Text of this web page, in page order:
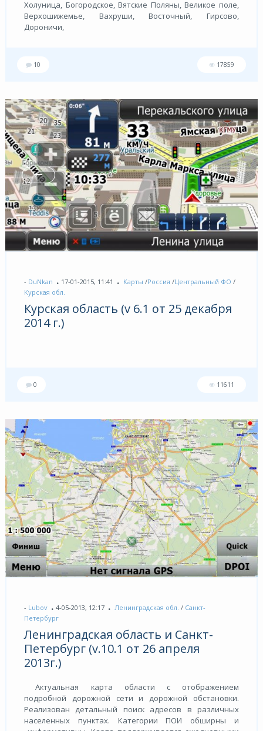
Холуница, Богородское, Вятские Поляны, Великое поле,
Верхошижемье, Вахруши, Восточный, Гирсово,
Дороничи,
10 17859
- DuNkan 17-01-2015, 11:41 Карты /Россия /Центральный ФО /
Курская обл.
Курская область (v 6.1 от 25 декабря
2014 г.)
0 11611
- Lubov 4-05-2013, 12:17 Ленинградская обл. / Санкт-
Петербург
Ленинградская область и Санкт-
Петербург (v.10.1 от 26 апреля
2013г.)
Актуальная карта области с отображением
подробной дорожной сети и дорожной обстановки.
Реализован детальный поиск адресов в различных
населенных пунктах. Категории ПОИ обширны и